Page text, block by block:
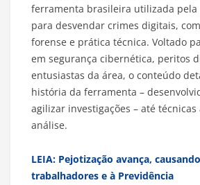
ferramenta brasileira utilizada pela
para desvendar crimes digitais,
forense e prática técnica. Voltado
em segurança cibernética, peritos
entusiastas da área, o conteúdo
história da ferramenta –
agilizar investigações – até técnicas
análise.
LEIA: Pejotização avança,
trabalhadores e à Previdência